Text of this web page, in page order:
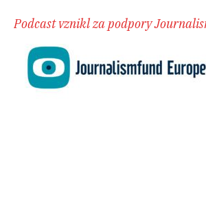
Podcast vznikl za podpory